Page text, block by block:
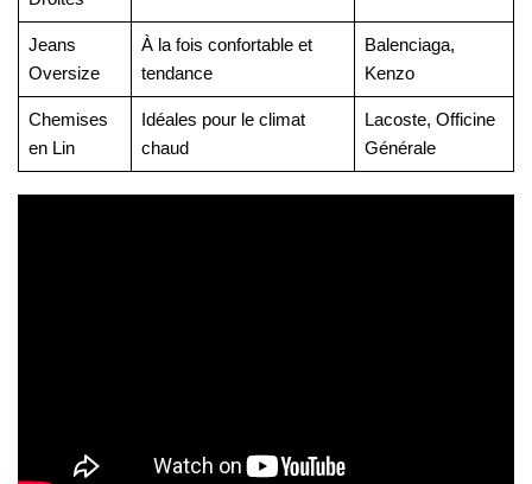
Jeans
Oversize
À la fois confortable et
tendance
Balenciaga,
Kenzo
Chemises
en Lin
Idéales pour le climat
chaud
Lacoste, Officine
Générale